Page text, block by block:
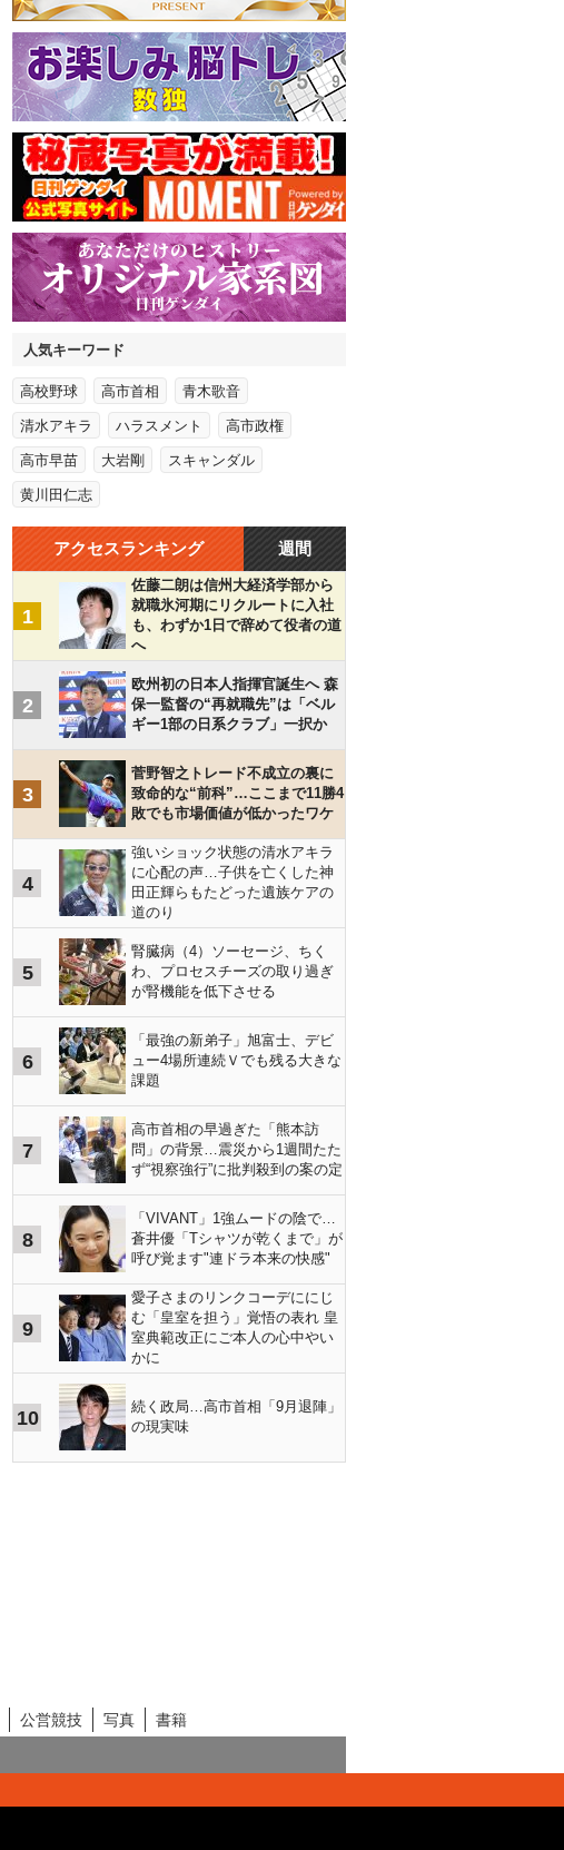
人気キーワード
高校野球 高市首相 青木歌音
清水アキラ ハラスメント 高市政権
高市早苗 大岩剛 スキャンダル
黄川田仁志
アクセスランキング 週間
1
佐藤二朗は信州大経済学部から
就職氷河期にリクルートに入社
も、わずか1日で辞めて役者の道
へ
2
欧州初の日本人指揮官誕生へ 森
保一監督の“再就職先”は「ベル
ギー1部の日系クラブ」一択か
3
菅野智之トレード不成立の裏に
致命的な“前科”…ここまで11勝4
敗でも市場価値が低かったワケ
4
強いショック状態の清水アキラ
に心配の声…子供を亡くした神
田正輝らもたどった遺族ケアの
道のり
5
腎臓病（4）ソーセージ、ちく
わ、プロセスチーズの取り過ぎ
が腎機能を低下させる
6
「最強の新弟子」旭富士、デビ
ュー4場所連続Ｖでも残る大きな
課題
7
高市首相の早過ぎた「熊本訪
問」の背景…震災から1週間たた
ず“視察強行”に批判殺到の案の定
8
「VIVANT」1強ムードの陰で…
蒼井優「Tシャツが乾くまで」が
呼び覚ます"連ドラ本来の快感"
9
愛子さまのリンクコーデににじ
む「皇室を担う」覚悟の表れ 皇
室典範改正にご本人の心中やい
かに
10
続く政局…高市首相「9月退陣」
の現実味
公営競技 写真
書籍